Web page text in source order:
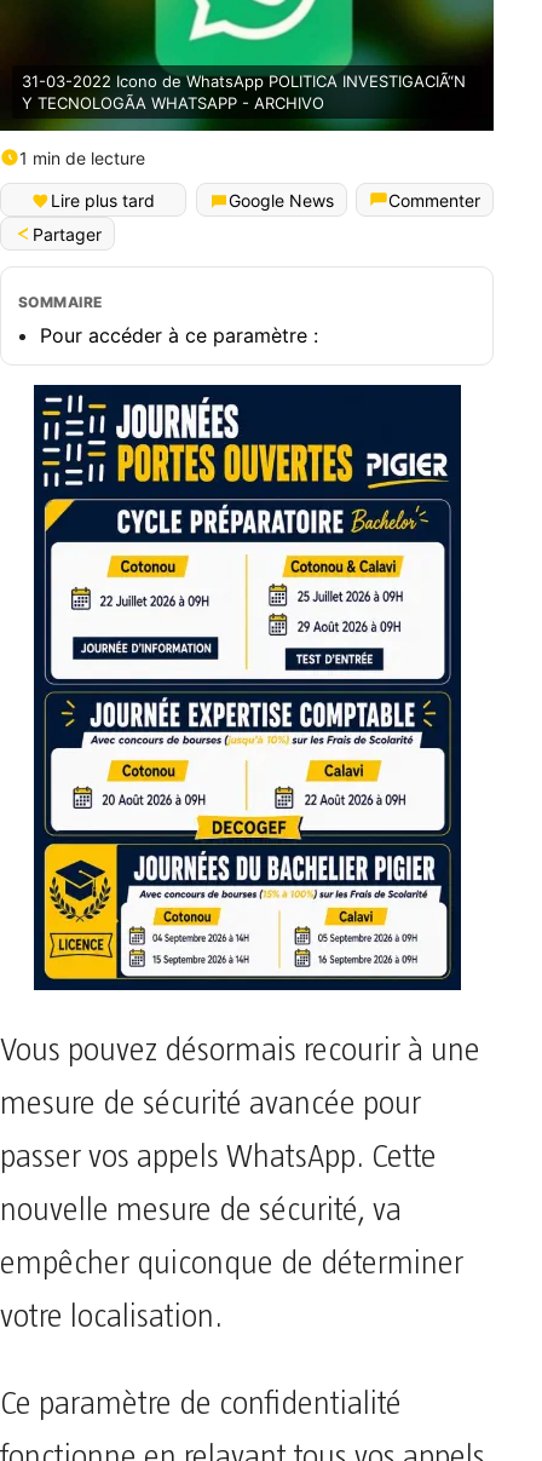
31-03-2022 Icono de WhatsApp POLITICA INVESTIGACIÃ“N
Y TECNOLOGÃA WHATSAPP - ARCHIVO
1 min de lecture
Lire plus tard Google News
Commenter
Partager
SOMMAIRE
Pour accéder à ce paramètre :
Vous pouvez désormais recourir à une
mesure de sécurité avancée pour
passer vos appels WhatsApp. Cette
nouvelle mesure de sécurité, va
empêcher quiconque de déterminer
votre localisation.
Ce paramètre de confidentialité